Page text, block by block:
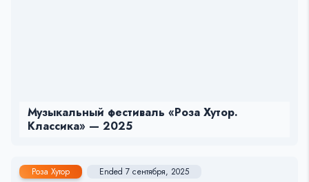
Музыкальный фестиваль «Роза Хутор.
Классика» — 2025
Роза Хутор Ended 7 сентября, 2025